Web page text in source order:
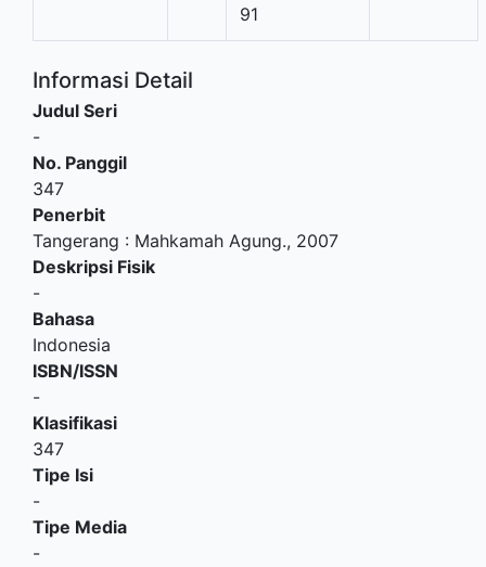
91
Informasi Detail
Judul Seri
-
No. Panggil
347
Penerbit
Tangerang : Mahkamah Agung., 2007
Deskripsi Fisik
-
Bahasa
Indonesia
ISBN/ISSN
-
Klasifikasi
347
Tipe Isi
-
Tipe Media
-